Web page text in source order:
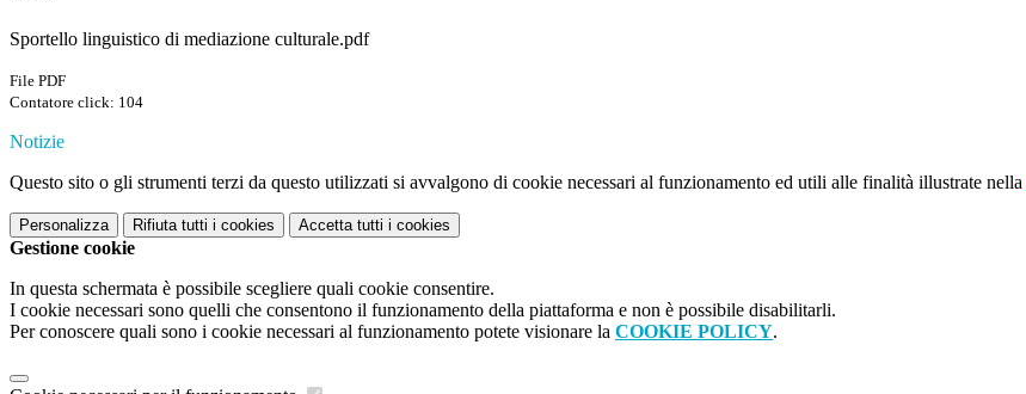
Sportello linguistico di mediazione culturale.pdf
File PDF
Contatore click: 104
Notizie
Questo sito o gli strumenti terzi da questo utilizzati si avvalgono di cookie necessari al funzionamento ed utili alle finalità illustrate nella
Personalizza Rifiuta tutti i cookies Accetta tutti i cookies
Gestione cookie
In questa schermata è possibile scegliere quali cookie consentire.
I cookie necessari sono quelli che consentono il funzionamento della piattaforma e non è possibile disabilitarli.
Per conoscere quali sono i cookie necessari al funzionamento potete visionare la COOKIE POLICY.